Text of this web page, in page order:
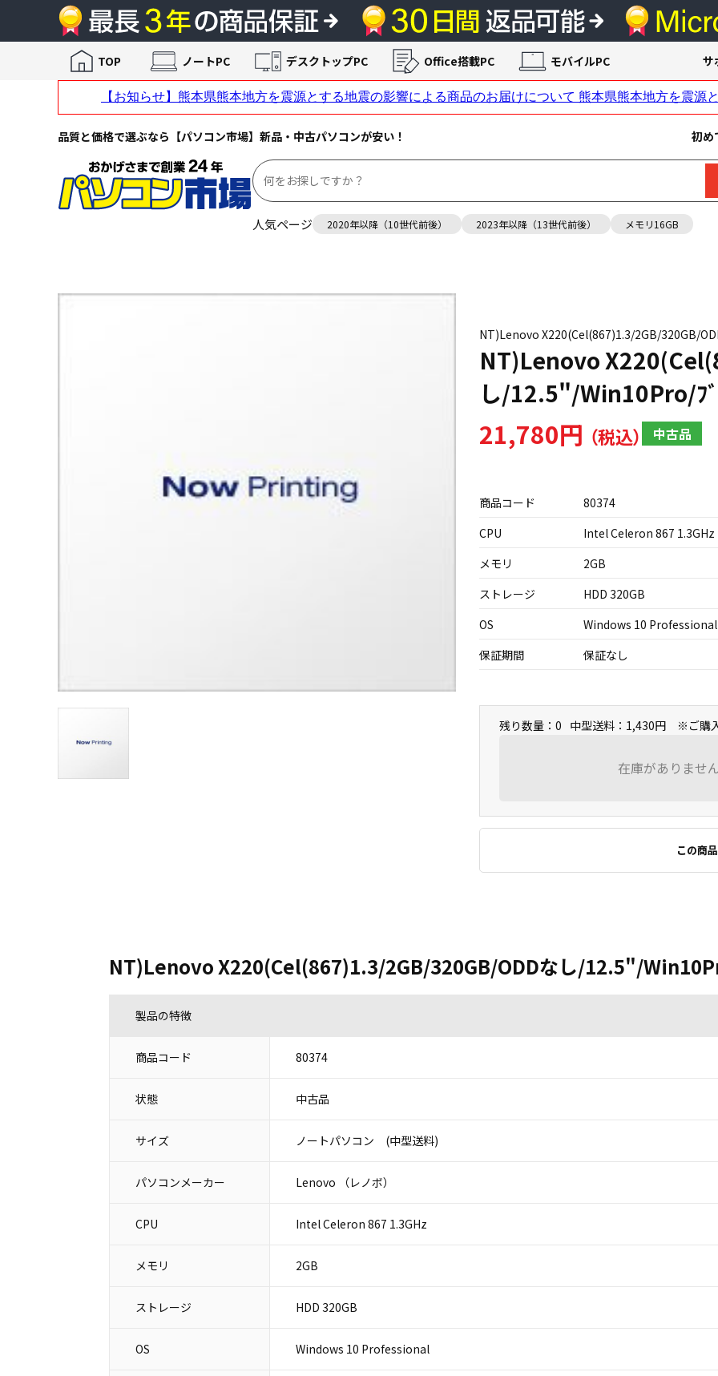
品質と価格で選ぶなら【パソコン市場】新品・中古パソコンが安い！ 初め
人気ページ 2020年以降（10世代前後） 2023年以降（13世代前後） メモリ16GB
TOP ノートPC デスクトップPC Office搭載PC モバイルPC サ
NT)Lenovo X220(Cel(867)1.3/2GB/320GB/
NT)Lenovo
し/12.5"/Win10Pro/ﾌ
21,780円 中古品
商品コード
80374
CPU
Intel Celeron 867 1.3GHz
メモリ
2GB
ストレージ
HDD 320GB
OS
Windows 10 Professional
保証期間
保証なし
残り数量：0 中型送料：1,430円 ※ご購入
在庫がありませ
この商
NT)Lenovo X220(Cel(867)1.3/2GB/320GB/ODDなし/12.5"/
製品の特徴
商品コード 80374
状態 中古品
サイズ ノートパソコン (中型送料)
パソコンメーカー Lenovo （レノボ）
CPU Intel Celeron 867 1.3GHz
メモリ 2GB
ストレージ HDD 320GB
OS Windows 10 Professional